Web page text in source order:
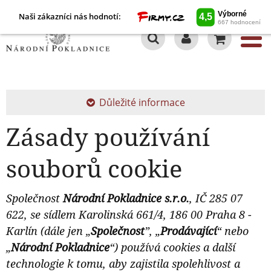
Naši zákazníci nás hodnotí:
Důležité informace
Zásady používání
souborů cookie
SpolečnostNárodní Pokladnice s.r.o., IČ 285 07
622, se sídlem Karolinská 661/4, 186 00 Praha 8 -
Karlín (dále jen „Společnost”, „Prodávající“ nebo
„Národní Pokladnice“) používá cookies a další
technologie k tomu, aby zajistila spolehlivost a